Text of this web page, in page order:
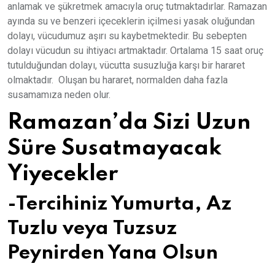
anlamak ve şükretmek amacıyla oruç tutmaktadırlar. Ramazan
ayında su ve benzeri içeceklerin içilmesi yasak oluğundan
dolayı, vücudumuz aşırı su kaybetmektedir. Bu sebepten
dolayı vücudun su ihtiyacı artmaktadır. Ortalama 15 saat oruç
tutulduğundan dolayı, vücutta susuzluğa karşı bir hararet
olmaktadır. Oluşan bu hararet, normalden daha fazla
susamamıza neden olur.
Ramazan’da Sizi Uzun
Süre Susatmayacak
Yiyecekler
-Tercihiniz Yumurta, Az
Tuzlu veya Tuzsuz
Peynirden Yana Olsun